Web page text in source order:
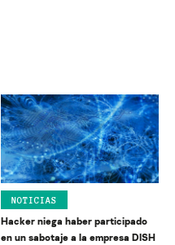
NOTICIAS
Hacker niega haber participado
en un sabotaje a la empresa DISH